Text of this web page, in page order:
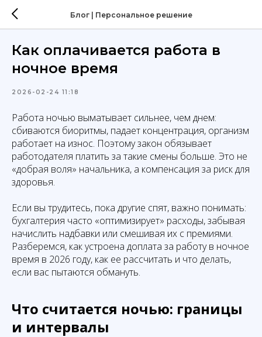
Блог | Персональное решение
Как оплачивается работа в
ночное время
2026-02-24 11:18
Работа ночью выматывает сильнее, чем днем:
сбиваются биоритмы, падает концентрация, организм
работает на износ. Поэтому закон обязывает
работодателя платить за такие смены больше. Это не
«добрая воля» начальника, а компенсация за риск для
здоровья.
Если вы трудитесь, пока другие спят, важно понимать:
бухгалтерия часто «оптимизирует» расходы, забывая
начислить надбавки или смешивая их с премиями.
Разберемся, как устроена доплата за работу в ночное
время в 2026 году, как ее рассчитать и что делать,
если вас пытаются обмануть.
Что считается ночью: границы
и интервалы